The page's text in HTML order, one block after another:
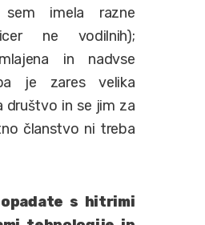
imela razne
ne vodilnih);
in nadvse
je zares velika
društvo in se jim za
članstvo ni treba
s hitrimi